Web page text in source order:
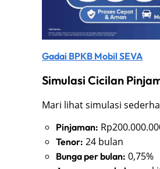
Gadai BPKB Mobil SEVA
Simulasi Cicilan
Mari lihat simulasi
Pinjaman:
Tenor: 24 bulan
Bunga per bulan: 0,75%